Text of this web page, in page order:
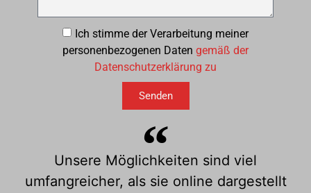
Ich stimme der Verarbeitung meiner
personenbezogenen Daten gemäß der
Datenschutzerklärung zu
Senden
Unsere Möglichkeiten sind viel
umfangreicher, als sie online dargestellt